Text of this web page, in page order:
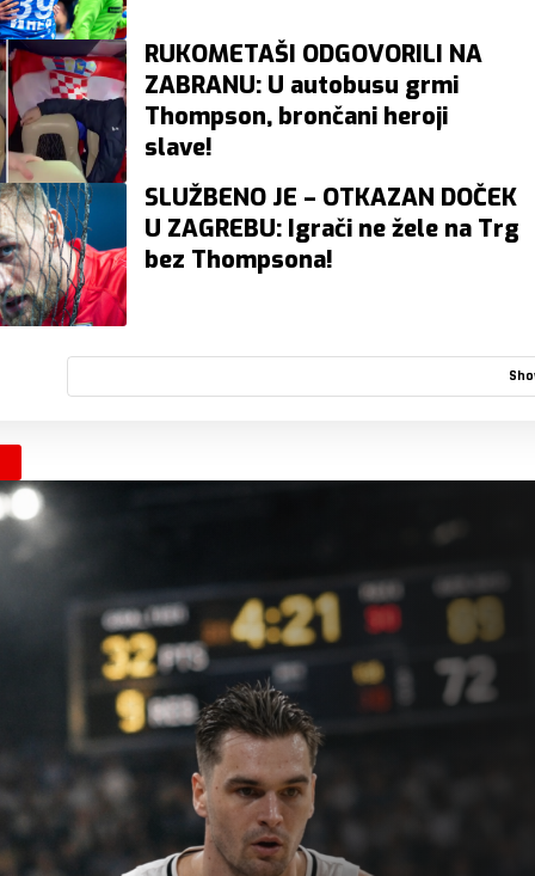
RUKOMETAŠI ODGOVORILI NA
ZABRANU: U autobusu grmi
Thompson, brončani heroji
slave!
SLUŽBENO JE – OTKAZAN DOČEK
U ZAGREBU: Igrači ne žele na Trg
bez Thompsona!